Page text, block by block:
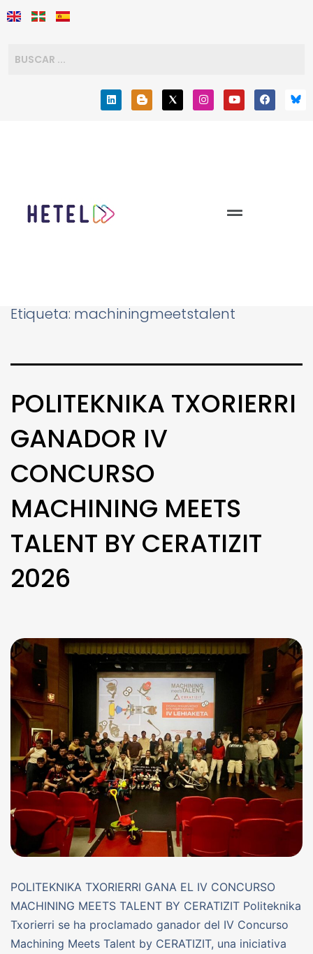
Etiqueta: machiningmeetstalent
POLITEKNIKA TXORIERRI
GANADOR IV
CONCURSO
MACHINING MEETS
TALENT BY CERATIZIT
2026
POLITEKNIKA TXORIERRI GANA EL IV CONCURSO
MACHINING MEETS TALENT BY CERATIZIT Politeknika
Txorierri se ha proclamado ganador del IV Concurso
Machining Meets Talent by CERATIZIT, una iniciativa